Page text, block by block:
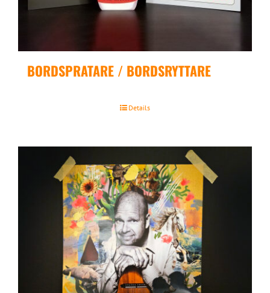
BORDSPRATARE / BORDSRYTTARE
Details